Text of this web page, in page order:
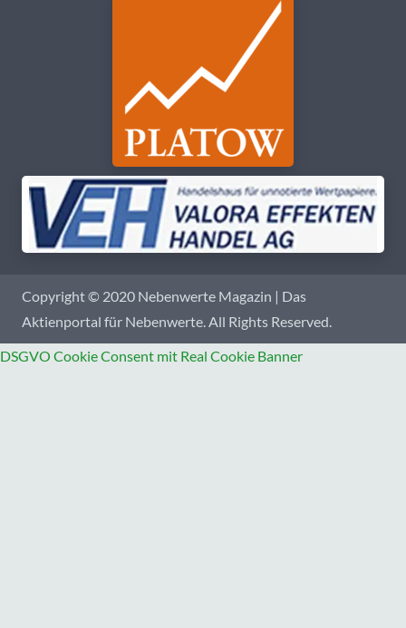
Copyright © 2020 Nebenwerte Magazin | Das
Aktienportal für Nebenwerte. All Rights Reserved.
DSGVO Cookie Consent mit Real Cookie Banner